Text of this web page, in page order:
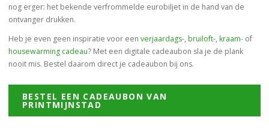
nog erger: het bekende verfrommelde eurobiljet in de hand van de
ontvanger drukken.
Heb je even geen inspiratie voor een verjaardags-, bruiloft-, kraam- of
housewarming cadeau? Met een digitale cadeaubon sla je de plank
nooit mis. Bestel daarom direct je cadeaubon bij ons.
BESTEL EEN CADEAUBON VAN
PRINTMIJNSTAD